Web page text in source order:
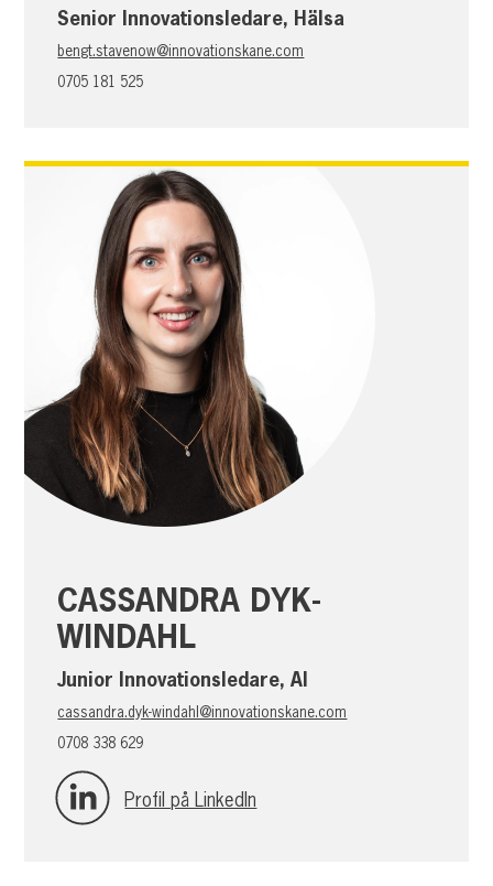
Senior Innovationsledare, Hälsa
bengt.stavenow@innovationskane.com
0705 181 525
CASSANDRA DYK-
WINDAHL
Junior Innovationsledare, AI
cassandra.dyk-windahl@innovationskane.com
0708 338 629
Profil på LinkedIn